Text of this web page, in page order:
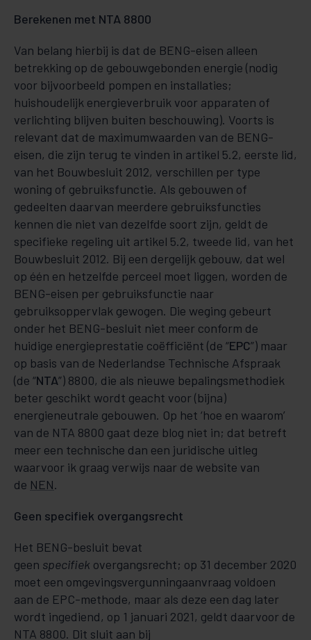
Berekenen met NTA 8800
Van belang hierbij is dat de BENG-eisen alleen
betrekking op de gebouwgebonden energie (nodig
voor bijvoorbeeld pompen en installaties;
huishoudelijk energieverbruik voor apparaten of
verlichting blij­ven buiten beschouwing). Voorts is
relevant dat de maximumwaarden van de BENG-
eisen, die zijn te­rug te vinden in artikel 5.2, eerste lid,
van het Bouwbesluit 2012, verschillen per type
woning of ge­bruiksfunctie. Als gebouwen of
gedeelten daarvan meerdere gebruiksfuncties
kennen die niet van de­zelfde soort zijn, geldt de
specifieke regeling uit artikel 5.2, tweede lid, van het
Bouwbesluit 2012. Bij een dergelijk gebouw, dat wel
op één en hetzelfde perceel moet liggen, worden de
BENG-eisen per gebruiksfunctie naar
gebruiksoppervlak gewogen. Die weging gebeurt
onder het BENG-besluit niet meer conform de
huidige energieprestatie coëfficiënt (de “EPC”) maar
op basis van de Nederlandse Tech­­ni­sche Afspraak
(de “NTA”) 8800, die als nieuwe bepalingsmethodiek
beter geschikt wordt ge­acht voor (bijna)
energieneutrale gebouwen. Op het ‘hoe en waarom’
van de NTA 8800 gaat deze blog niet in; dat betreft
meer een technische dan een juridische uitleg
waarvoor ik graag verwijs naar de website van
de NEN.
Geen specifiek overgangsrecht
Het BENG-besluit bevat
geen specifiek overgangsrecht; op 31 december 2020
moet een omge­vings­­­vergunning­aan­­­vraag voldoen
aan de EPC-met­ho­de, maar als deze een dag la­ter
wordt ingediend, op 1 januari 2021, geldt daarvoor de
NTA 8800. Dit sluit aan bij